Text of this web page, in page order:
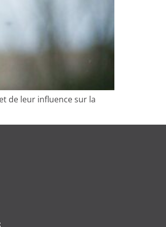
de leur influence sur la